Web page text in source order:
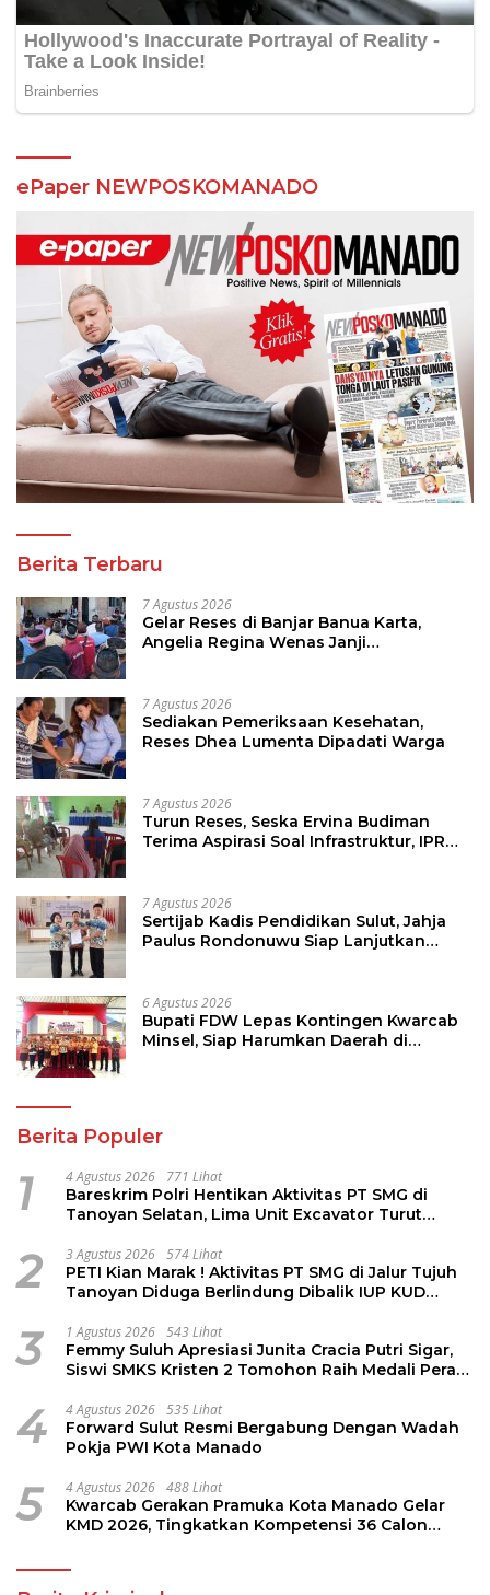
ePaper NEWPOSKOMANADO
Berita Terbaru
7 Agustus 2026
Gelar Reses di Banjar Banua Karta,
Angelia Regina Wenas Janji
7 Agustus 2026
Sediakan Pemeriksaan Kesehatan,
Reses Dhea Lumenta Dipadati Warga
7 Agustus 2026
Turun Reses, Seska Ervina Budiman
Terima Aspirasi Soal Infrastruktur, IPR
7 Agustus 2026
Sertijab Kadis Pendidikan Sulut, Jahja
Paulus Rondonuwu Siap Lanjutkan
6 Agustus 2026
Bupati FDW Lepas Kontingen Kwarcab
Minsel, Siap Harumkan Daerah di
Berita Populer
1 4 Agustus 2026 771 Lihat
Bareskrim Polri Hentikan Aktivitas PT SMG di
Tanoyan Selatan, Lima Unit Excavator Turut
2 3 Agustus 2026 574 Lihat
PETI Kian Marak ! Aktivitas PT SMG di Jalur Tujuh
Tanoyan Diduga Berlindung Dibalik IUP KUD
3 1 Agustus 2026 543 Lihat
Femmy Suluh Apresiasi Junita Cracia Putri Sigar,
Siswi SMKS Kristen 2 Tomohon Raih Medali Perak
4 4 Agustus 2026 535 Lihat
Forward Sulut Resmi Bergabung Dengan Wadah
Pokja PWI Kota Manado
5 4 Agustus 2026 488 Lihat
Kwarcab Gerakan Pramuka Kota Manado Gelar
KMD 2026, Tingkatkan Kompetensi 36 Calon